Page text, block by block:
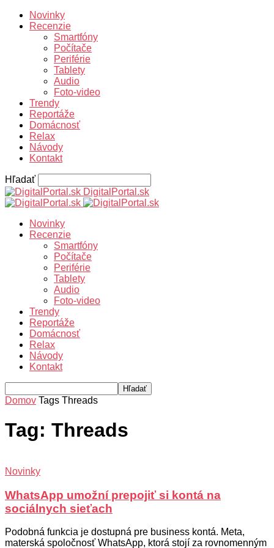
Novinky
Recenzie
Smartfóny
Počítače
Periférie
Tablety
Audio
Foto-video
Trendy
Reportáže
Domácnosť
Relax
Návody
Kontakt
Hľadať
DigitalPortal.sk
Novinky
Recenzie
Smartfóny
Počítače
Periférie
Tablety
Audio
Foto-video
Trendy
Reportáže
Domácnosť
Relax
Návody
Kontakt
Domov Tags Threads
Tag: Threads
Novinky
WhatsApp umožní prepojiť si kontá na
sociálnych sieťach
Podobná funkcia je dostupná pre business kontá. Meta,
materská spoločnosť WhatsApp, ktorá stojí za rovnomenným